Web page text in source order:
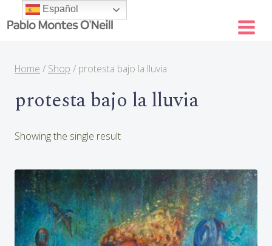
to
Home / Shop / protesta bajo la lluvia
protesta bajo la lluvia
Showing the single result
Español